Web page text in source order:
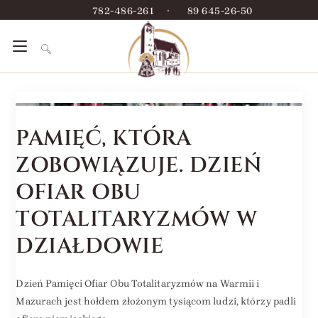
782-486-261 • 89 645-26-50
PAMIĘĆ, KTÓRA
ZOBOWIĄZUJE. DZIEŃ
OFIAR OBU
TOTALITARYZMÓW W
DZIAŁDOWIE
Dzień Pamięci Ofiar Obu Totalitaryzmów na Warmii i
Mazurach jest hołdem złożonym tysiącom ludzi, którzy padli